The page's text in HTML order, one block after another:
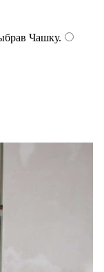
Чашку.